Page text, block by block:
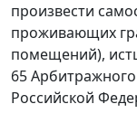
произвести
проживающих
помещений),
65Арбитражного
Российской